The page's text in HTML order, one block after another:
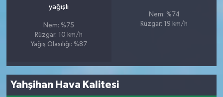
yağışlı
Nem: %75
Rüzgar: 10 km/h
Yağış Olasılığı: %87
Nem: %74
Rüzgar: 19 km/h
Yahşihan Hava Kalitesi